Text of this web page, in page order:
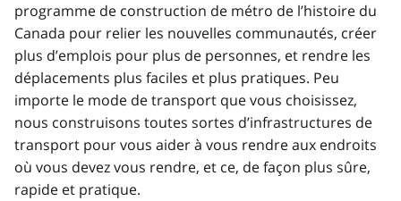
programme de construction de métro de l’histoire du
Canada pour relier les nouvelles communautés, créer
plus d’emplois pour plus de personnes, et rendre les
déplacements plus faciles et plus pratiques. Peu
importe le mode de transport que vous choisissez,
nous construisons toutes sortes d’infrastructures de
transport pour vous aider à vous rendre aux endroits
où vous devez vous rendre, et ce, de façon plus sûre,
rapide et pratique.